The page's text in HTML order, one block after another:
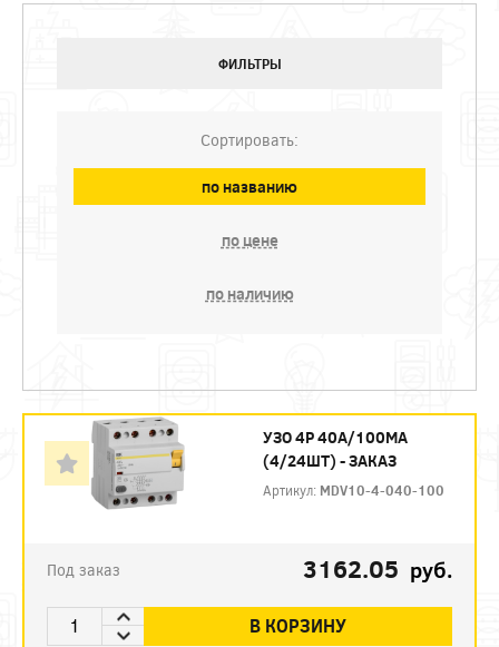
ФИЛЬТРЫ
Сортировать:
по названию
по цене
по наличию
УЗО 4P 40А/100МА
(4/24ШТ) - ЗАКАЗ
Артикул: MDV10-4-040-100
Под заказ 3162.05 руб.
В КОРЗИНУ